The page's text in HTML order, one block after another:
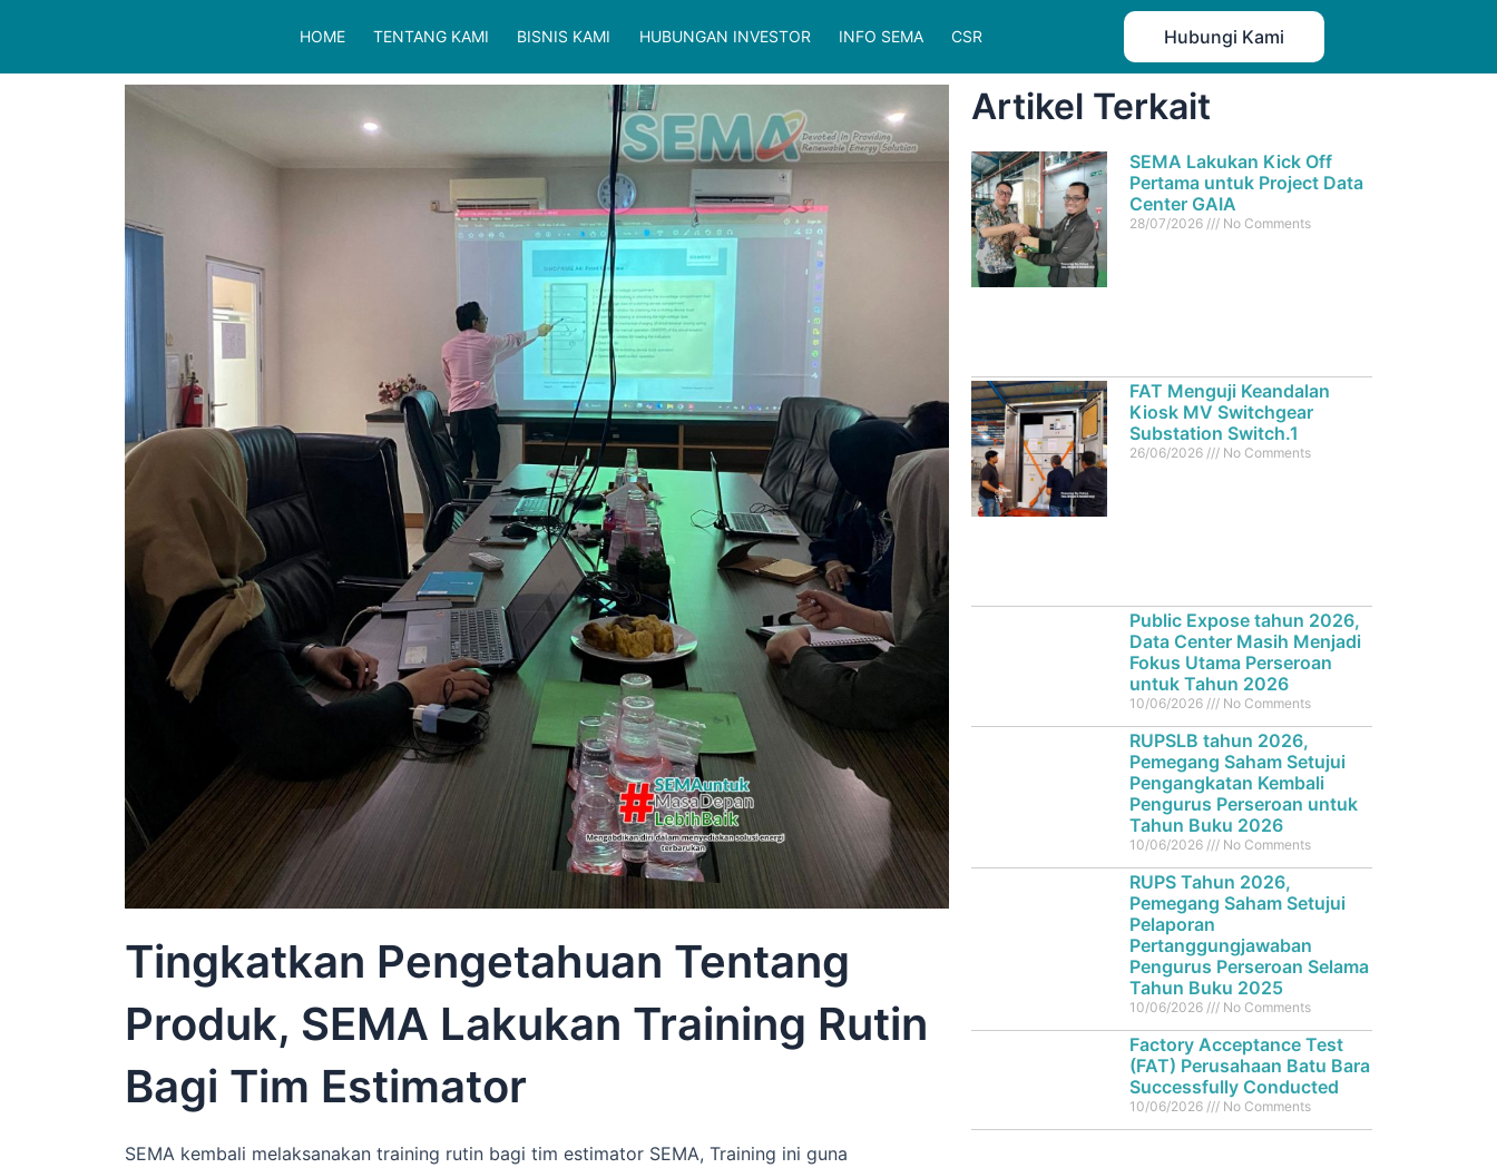
HOME TENTANG KAMI BISNIS KAMI HUBUNGAN INVESTOR INFO SEMA CSR Hubungi Kami
Tingkatkan Pengetahuan Tentang
Produk, SEMA Lakukan Training Rutin
Bagi Tim Estimator
SEMA kembali melaksanakan training rutin bagi tim estimator SEMA, Training ini guna
Artikel Terkait
SEMA Lakukan Kick Off
Pertama untuk Project Data
Center GAIA
28/07/2026 No Comments
FAT Menguji Keandalan
Kiosk MV Switchgear
Substation Switch.1
26/06/2026 No Comments
Public Expose tahun 2026,
Data Center Masih Menjadi
Fokus Utama Perseroan
untuk Tahun 2026
10/06/2026 No Comments
RUPSLB tahun 2026,
Pemegang Saham Setujui
Pengangkatan Kembali
Pengurus Perseroan untuk
Tahun Buku 2026
10/06/2026 No Comments
RUPS Tahun 2026,
Pemegang Saham Setujui
Pelaporan
Pertanggungjawaban
Pengurus Perseroan Selama
Tahun Buku 2025
10/06/2026 No Comments
Factory Acceptance Test
(FAT) Perusahaan Batu Bara
Successfully Conducted
10/06/2026 No Comments